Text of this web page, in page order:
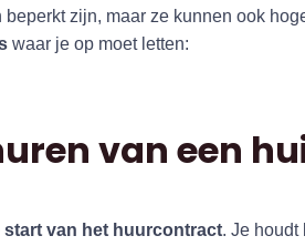
zijn, maar ze kunnen ook
waar je op moet letten:
van een
start van het huurcontract. Je houdt